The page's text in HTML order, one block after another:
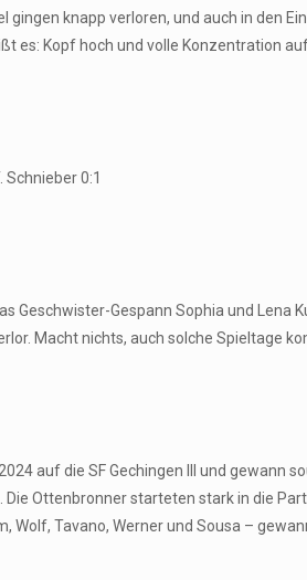
knapp verloren, und auch in den
es: Kopf hoch und volle Konzentration
Schnieber 0:1
Gespann Sophia und Lena
Macht nichts, auch solche Spieltage
auf die SF Gechingen III und
Ottenbronner starteten stark in die
Wolf, Tavano, Werner und Sousa –